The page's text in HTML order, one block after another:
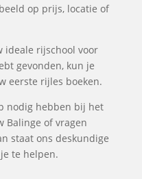
op prijs, locatie of
ideale rijschool voor
gevonden, kun je
eerste rijles boeken.
nodig hebben bij het
Balinge of vragen
staat ons deskundige
te helpen.